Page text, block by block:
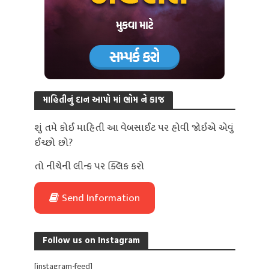
માહિતીનું દાન આપો માં ભોમ ને કાજ
શું તમે કોઈ માહિતી આ વેબસાઈટ પર હોવી જોઈએ એવું
ઈચ્છો છો?
તો નીચેની લીન્ક પર ક્લિક કરો
Send Information
Follow us on Instagram